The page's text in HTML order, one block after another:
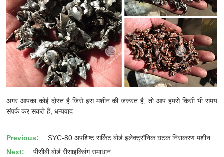
अगर आपका कोई दोस्त है जिसे इस मशीन की जरूरत है, तो आप हमसे किसी भी समय
संपर्क कर सकते हैं, धन्यवाद
Previous:
SYC-80 अपशिष्ट सर्किट बोर्ड इलेक्ट्रॉनिक घटक निराकरण मशीन
Next:
पीसीबी बोर्ड रीसाइक्लिंग समाधान